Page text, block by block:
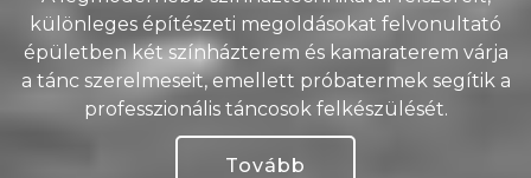
különleges építészeti megoldásokat felvonultató
épületben két színházterem és kamaraterem várja
a tánc szerelmeseit, emellett próbatermek segítik a
professzionális táncosok felkészülését.
Tovább